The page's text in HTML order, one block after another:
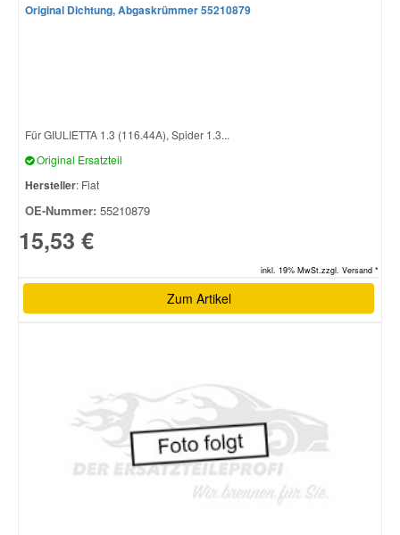
Original Dichtung, Abgaskrümmer 55210879
Für GIULIETTA 1.3 (116.44A), Spider 1.3...
Original Ersatzteil
Hersteller: Fiat
OE-Nummer: 55210879
15,53 €
inkl. 19% MwSt.zzgl. Versand *
Zum Artikel